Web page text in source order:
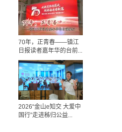
70年，正青春——镇江
日报读者嘉年华的台前...
2026“金山e知交 大爱中
国行”走进秭归公益...